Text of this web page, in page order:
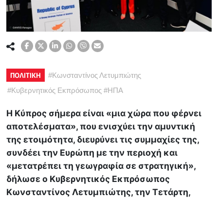
ΠΟΛΙΤΙΚΗ #Κωνσταντίνος Λετυμπιώτης
#Κυβερνητικός Εκπρόσωπος #ΗΠΑ
Η Κύπρος σήμερα είναι «μια χώρα που φέρνει
αποτελέσματα», που ενισχύει την αμυντική
της ετοιμότητα, διευρύνει τις συμμαχίες της,
συνδέει την Ευρώπη με την περιοχή και
«μετατρέπει τη γεωγραφία σε στρατηγική»,
δήλωσε ο Κυβερνητικός Εκπρόσωπος
Κωνσταντίνος Λετυμπιώτης, την Τετάρτη,